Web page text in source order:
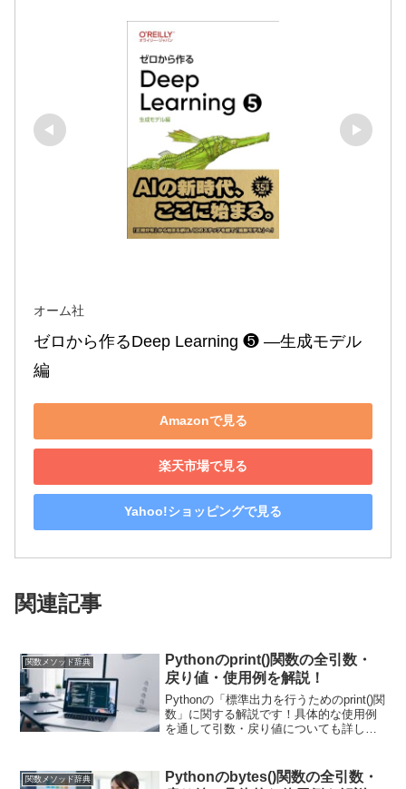
オーム社
ゼロから作るDeep Learning ❺ ―生成モデル
編
Amazonで見る
楽天市場で見る
Yahoo!ショッピングで見る
関連記事
関数メソッド辞典
Pythonのprint()関数の全引数・
戻り値・使用例を解説！
Pythonの「標準出力を行うためのprint()関
数」に関する解説です！具体的な使用例
を通して引数・戻り値についても詳しく
グレスバーの作成やデバックでも使えま
関数メソッド辞典
Pythonのbytes()関数の全引数・